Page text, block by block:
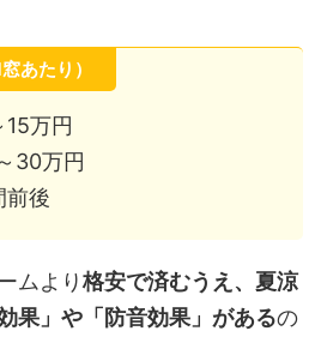
あたり）
万円
30万円
前後
ムより格安で済むうえ、夏涼
果」や「防音効果」があるの